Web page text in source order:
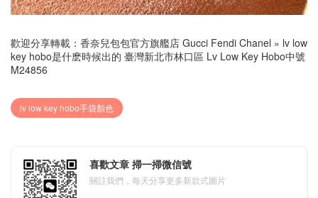
歡迎分享轉載： 香奈兒包包官方旗艦店 Gucci Fendi Chanel » lv low
key hobo是什麽時候出的 臺灣新北市林口區 Lv Low Key Hobo中號
M24856
lv low key hobo手袋顏色
喜歡文章 掃一掃微信號
關註我們，每天分享更多新款式圖片